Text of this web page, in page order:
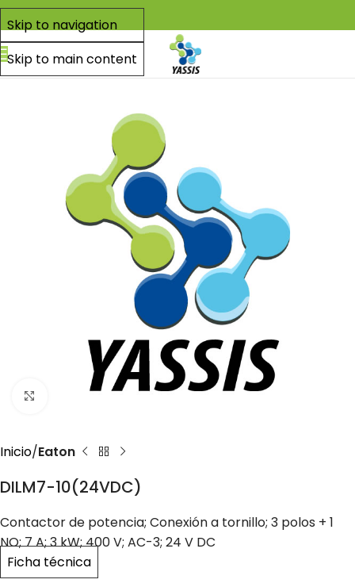
Skip to navigation
Skip to main content
Click to enlarge
Inicio Eaton
DILM7-10(24VDC)
Contactor de potencia; Conexión a tornillo; 3 polos + 1
NO; 7 A; 3 kW; 400 V; AC-3; 24 V DC
Ficha técnica